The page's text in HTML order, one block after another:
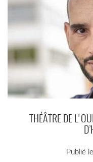
THÉÂTRE DE
Publié